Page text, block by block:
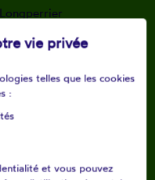
Longperrier
Mauregard
Moussy-le-neuf
Nantouillet
vie privée
telles que les cookies
:
et vous pouvez